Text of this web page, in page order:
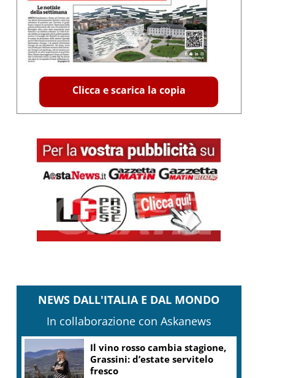
Clicca e scarica la copia
NEWS DALL'ITALIA E DAL MONDO
In collaborazione con Askanews
Il vino rosso cambia stagione,
Grassini: d’estate servitelo
fresco